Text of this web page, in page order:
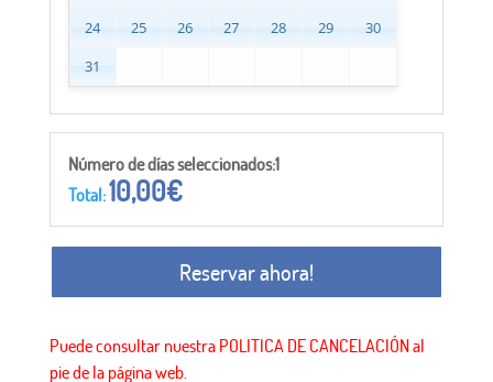
24
25 26 27 28 29
30
31
Número de días seleccionados:1
Total:10,00€
Reservar ahora!